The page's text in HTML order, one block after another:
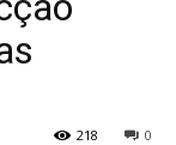
0
218